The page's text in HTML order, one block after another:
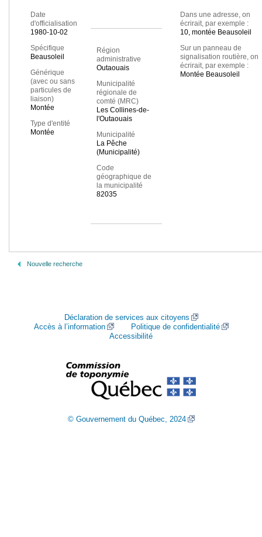
Date
d'officialisation
1980-10-02
Spécifique
Beausoleil
Générique
(avec ou sans
particules de
liaison)
Montée
Type d'entité
Montée
Région
administrative
Outaouais
Municipalité
régionale de
comté (MRC)
Les Collines-de-
l'Outaouais
Municipalité
La Pêche
(Municipalité)
Code
géographique de
la municipalité
82035
Dans une adresse, on
écrirait, par exemple :
10, montée Beausoleil
Sur un panneau de
signalisation routière, on
écrirait, par exemple :
Montée Beausoleil
Nouvelle recherche
Déclaration de services aux citoyens
Accès à l’information
Politique de confidentialité
Accessibilité
© Gouvernement du Québec, 2024